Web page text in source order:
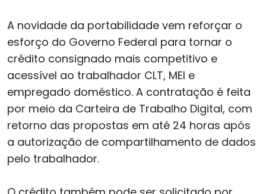
A novidade da portabilidade vem reforçar o
esforço do Governo Federal para tornar o
crédito consignado mais competitivo e
acessível ao trabalhador CLT, MEI e
empregado doméstico. A contratação é feita
por meio da Carteira de Trabalho Digital, com
retorno das propostas em até 24 horas após
a autorização de compartilhamento de dados
pelo trabalhador.